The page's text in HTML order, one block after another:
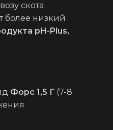
скота
более низкий
pH-Plus,
Форс 1,5 Г (7-8